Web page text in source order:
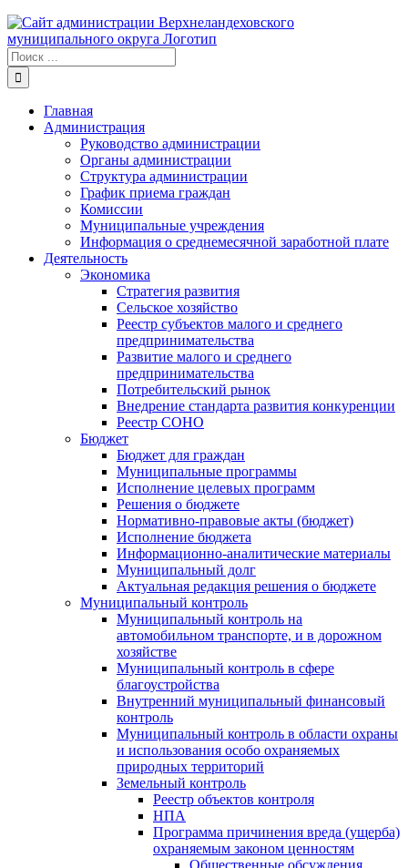
Результат
поиска:
Главная
Администрация
Руководство администрации
Органы администрации
Структура администрации
График приема граждан
Комиссии
Муниципальные учреждения
Информация о среднемесячной заработной плате
Деятельность
Экономика
Стратегия развития
Сельское хозяйство
Реестр субъектов малого и среднего
предпринимательства
Развитие малого и среднего
предпринимательства
Потребительский рынок
Внедрение стандарта развития конкуренции
Реестр СОНО
Бюджет
Бюджет для граждан
Муниципальные программы
Исполнение целевых программ
Решения о бюджете
Нормативно-правовые акты (бюджет)
Исполнение бюджета
Информационно-аналитические материалы
Муниципальный долг
Актуальная редакция решения о бюджете
Муниципальный контроль
Муниципальный контроль на
автомобильном транспорте, и в дорожном
хозяйстве
Муниципальный контроль в сфере
благоустройства
Внутренний муниципальный финансовый
контроль
Муниципальный контроль в области охраны
и использования особо охраняемых
природных территорий
Земельный контроль
Реестр объектов контроля
НПА
Программа причинения вреда (ущерба)
охраняемым законом ценностям
Общественные обсуждения